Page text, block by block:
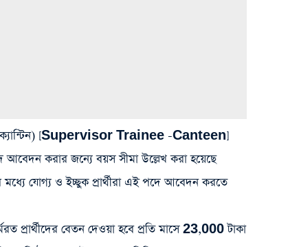
(ক্যান্টিন) [Supervisor Trainee -Canteen]
করার জন্যে বয়স সীমা উল্লেখ করা হয়েছে
যোগ্য ও ইচ্ছুক প্রার্থীরা এই পদে আবেদন করতে
প্রার্থীদের বেতন দেওয়া হবে প্রতি মাসে 23,000 টাকা